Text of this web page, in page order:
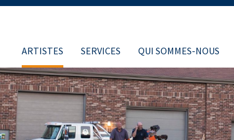
ARTISTES SERVICES QUI SOMMES-NOUS